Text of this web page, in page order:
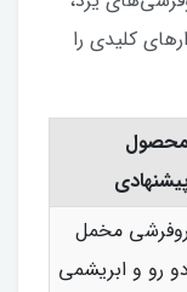
کلیدی را
محصول
روفرشی مخمل
دو رو و ابریشمی